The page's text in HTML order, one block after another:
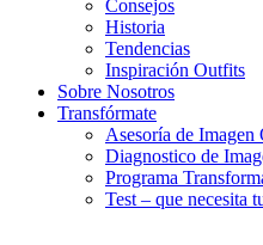
Consejos
Historia
Tendencias
Inspiración Outfits
Sobre Nosotros
Transfórmate
Asesoría de Imagen
Diagnostico de
Programa
Test – que necesita